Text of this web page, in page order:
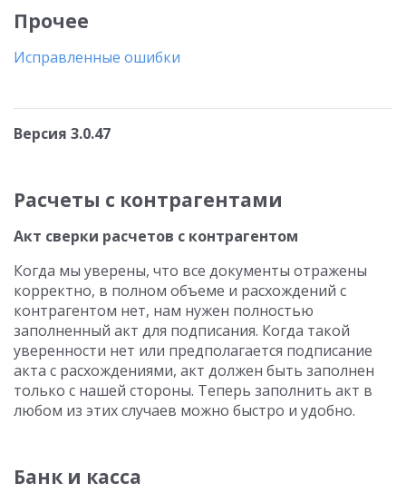
Прочее
Исправленные ошибки
Версия 3.0.47
Расчеты с контрагентами
Акт сверки расчетов с контрагентом
Когда мы уверены, что все документы отражены
корректно, в полном объеме и расхождений с
контрагентом нет, нам нужен полностью
заполненный акт для подписания. Когда такой
уверенности нет или предполагается подписание
акта с расхождениями, акт должен быть заполнен
только с нашей стороны. Теперь заполнить акт в
любом из этих случаев можно быстро и удобно.
Банк и касса